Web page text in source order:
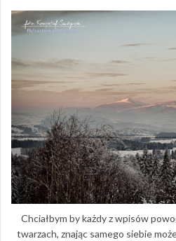
Chciałbym by każdy z wpisów
twarzach, znając samego siebie